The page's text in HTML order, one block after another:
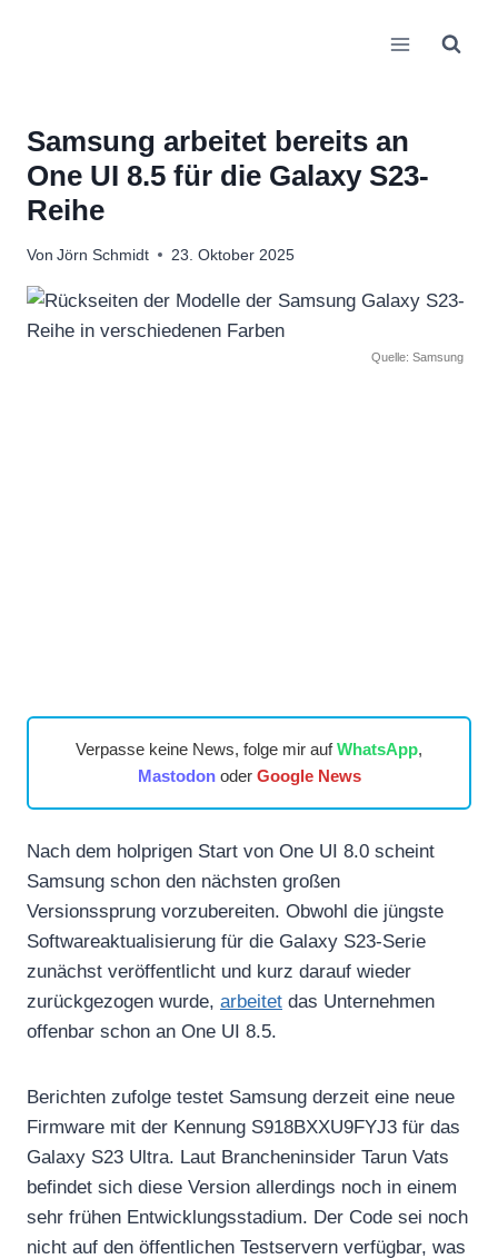
Samsung arbeitet bereits an
One UI 8.5 für die Galaxy S23-
Reihe
Von Jörn Schmidt 23. Oktober 2025
Quelle: Samsung
Verpasse keine News, folge mir aufWhatsApp,
Mastodonoder Google News
Nach dem holprigen Start von One UI 8.0 scheint
Samsung schon den nächsten großen
Versionssprung vorzubereiten. Obwohl die jüngste
Softwareaktualisierung für die Galaxy S23-Serie
zunächst veröffentlicht und kurz darauf wieder
zurückgezogen wurde, arbeitet das Unternehmen
offenbar schon an One UI 8.5.
Berichten zufolge testet Samsung derzeit eine neue
Firmware mit der Kennung S918BXXU9FYJ3 für das
Galaxy S23 Ultra. Laut Brancheninsider Tarun Vats
befindet sich diese Version allerdings noch in einem
sehr frühen Entwicklungsstadium. Der Code sei noch
nicht auf den öffentlichen Testservern verfügbar, was